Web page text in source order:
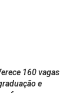
160 vagas
e